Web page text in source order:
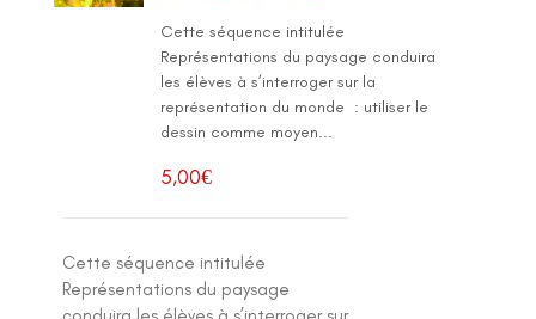
Cette séquence intitulée
Représentations du paysage conduira
les élèves à s’interroger sur la
représentation du monde : utiliser le
dessin comme moyen...
5,00€
Cette séquence intitulée
Représentations du paysage